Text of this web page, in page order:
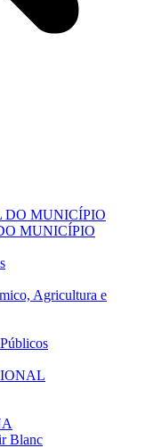
DO MUNICÍPIO
MUNICÍPIO
Agricultura e
Blanc